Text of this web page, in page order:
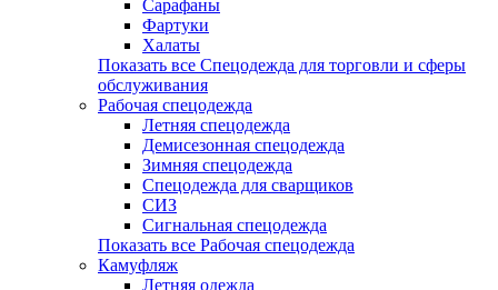
Сарафаны
Фартуки
Халаты
Показать все Спецодежда для торговли и сферы
обслуживания
Рабочая спецодежда
Летняя спецодежда
Демисезонная спецодежда
Зимняя спецодежда
Спецодежда для сварщиков
СИЗ
Сигнальная спецодежда
Показать все Рабочая спецодежда
Камуфляж
Летняя одежда